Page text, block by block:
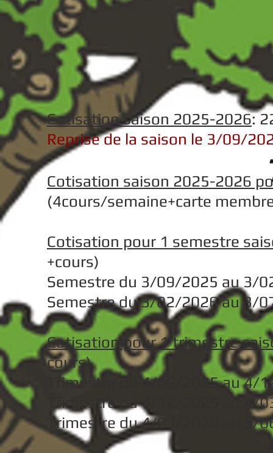
Cotisation saison 2025-2026:
Reprise de la saison le 3/09/
Cotisation saison 2025-2026
(4cours/semaine+carte
Cotisation pour 1 semestre
+cours)
Semestre du 3/09/2025 au 3/
Semestre du 3/02/2026 au 3/
Cotisation pour 1 trimestre
cours)
Trimestre du 4/09/2025 au 4/
Trimestre du 4/12/2025 au 4/
Trimestre du 4/03/2026 au 5/